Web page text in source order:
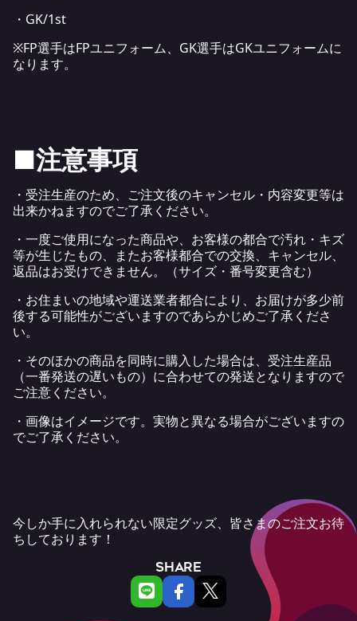
・GK/1st
※FP選手はFPユニフォーム、GK選手はGKユニフォームに
なります。
■注意事項
・受注生産のため、ご注文後のキャンセル・内容変更等は
出来かねますのでご了承ください。
・一度ご使用になった商品や、お客様の都合で汚れ・キズ
等が生じたもの、またお客様都合での交換、キャンセル、
返品はお受けできません。（サイズ・番号変更含む）
・お住まいの地域や運送業者都合により、お届けが多少前
後する可能性がございますのであらかじめご了承くださ
い。
・そのほかの商品を同時に購入した場合は、受注生産品
（一番発送の遅いもの）に合わせての発送となりますので
ご注意ください。
・画像はイメージです。実物と異なる場合がございますの
でご了承ください。
今しか手に入れられない限定グッズ、皆さまのご注文お待
ちしております！
SHARE